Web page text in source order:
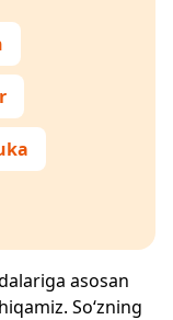
asosan
So‘zning